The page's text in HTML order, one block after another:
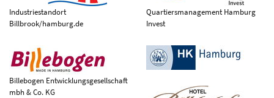
Industriestandort
Billbrook/hamburg.de
Quartiersmanagement Hamburg
Invest
Billebogen Entwicklungsgesellschaft
mbh & Co. KG